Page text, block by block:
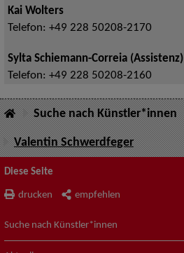
Kai Wolters
Telefon: +49 228 50208-2170
Sylta Schiemann-Correia (Assistenz)
Telefon: +49 228 50208-2160
Suche nach Künstler*innen
Valentin Schwerdfeger
Diese Seite
drucken empfehlen
Suche nach Künstler*innen